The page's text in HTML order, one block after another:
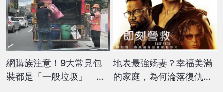
網購族注意！9大常見包
裝都是「一般垃圾」 丟
地表最強嬌妻？幸福美滿
的家庭，為何淪落復仇與